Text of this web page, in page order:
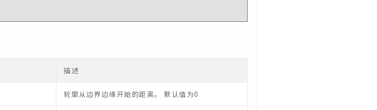
描述
轮廓从边界边缘开始的距离。 默认值为0